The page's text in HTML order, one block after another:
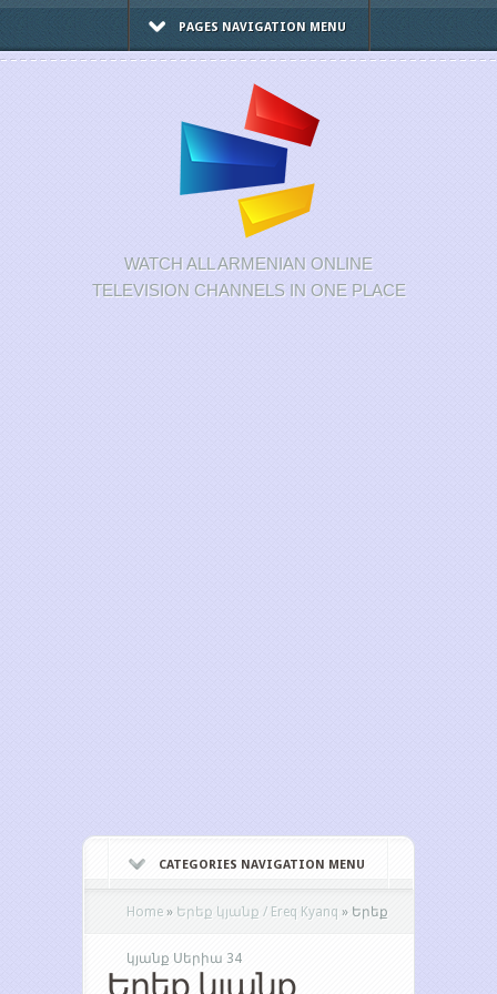
PAGES NAVIGATION MENU
WATCH ALL ARMENIAN ONLINE
TELEVISION CHANNELS IN ONE PLACE
CATEGORIES NAVIGATION MENU
Home » Երեք կյանք / Ereq Kyanq » Երեք
կյանք Սերիա 34
Երեք կյանք